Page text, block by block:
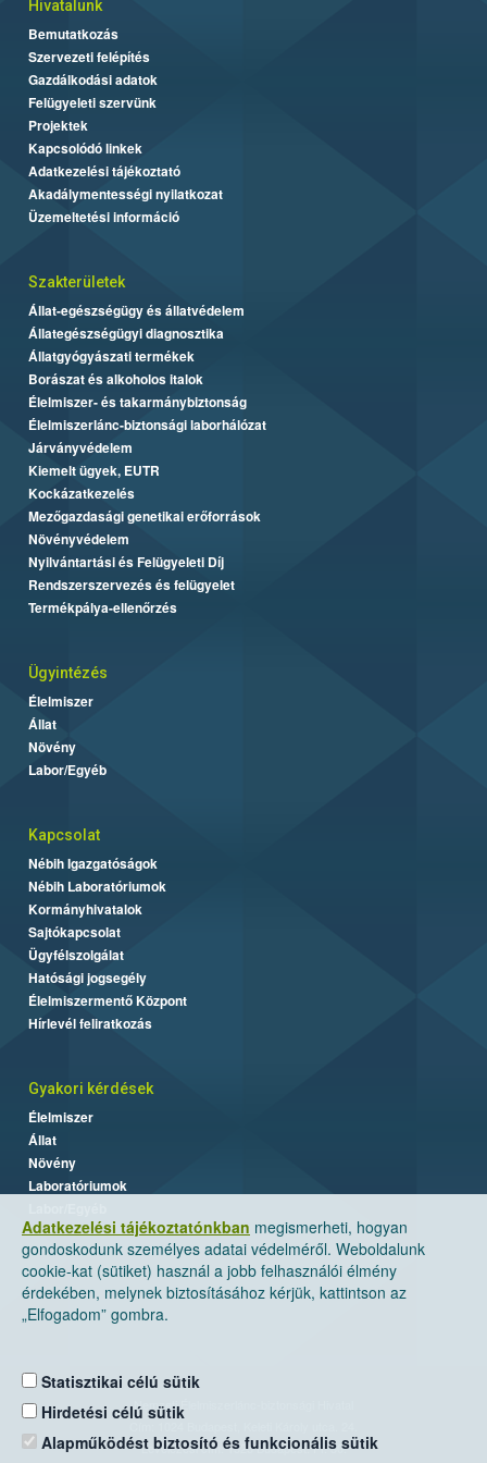
Adatkezelési tájékoztatónkban megismerheti, hogyan
gondoskodunk személyes adatai védelméről. Weboldalunk
cookie-kat (sütiket) használ a jobb felhasználói élmény
érdekében, melynek biztosításához kérjük, kattintson az
„Elfogadom” gombra.
Statisztikai célú sütik
Hirdetési célú sütik
Alapműködést biztosító és funkcionális sütik
Hivatalunk
Bemutatkozás
Szervezeti felépítés
Gazdálkodási adatok
Felügyeleti szervünk
Projektek
Kapcsolódó linkek
Adatkezelési tájékoztató
Akadálymentességi nyilatkozat
Üzemeltetési információ
Szakterületek
Állat-egészségügy és állatvédelem
Állategészségügyi diagnosztika
Állatgyógyászati termékek
Borászat és alkoholos italok
Élelmiszer- és takarmánybiztonság
Élelmiszerlánc-biztonsági laborhálózat
Járványvédelem
Kiemelt ügyek, EUTR
Kockázatkezelés
Mezőgazdasági genetikai erőforrások
Növényvédelem
Nyilvántartási és Felügyeleti Díj
Rendszerszervezés és felügyelet
Termékpálya-ellenőrzés
Ügyintézés
Élelmiszer
Állat
Növény
Labor/Egyéb
Kapcsolat
Nébih Igazgatóságok
Nébih Laboratóriumok
Kormányhivatalok
Sajtókapcsolat
Ügyfélszolgálat
Hatósági jogsegély
Élelmiszermentő Központ
Hírlevél feliratkozás
Gyakori kérdések
Élelmiszer
Állat
Növény
Laboratóriumok
Nemzeti Élelmiszerlánc-biztonsági Hivatal
Levelezési cím: 1525 Budapest. Pf. 30.